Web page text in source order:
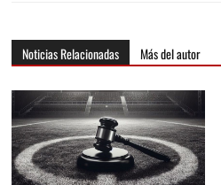
Noticias Relacionadas Más del autor